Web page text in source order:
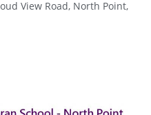
View Road, North Point,